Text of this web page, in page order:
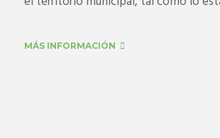
MÁS INFORMACIÓN